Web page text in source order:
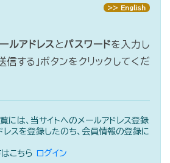
>> English
ルアドレス とパスワードを入力し
信する」ボタンをクリックしてくだ
には、当サイトへのメールアドレス登録
レスを登録したのち、会員情報の登録に
こちら
ログイン